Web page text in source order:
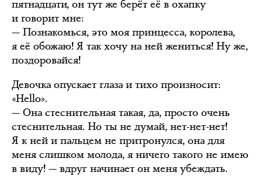
пятнадцати, он тут же берёт её в охапку
и говорит мне:
— Познакомься, это моя принцесса, королева,
я её обожаю! Я так хочу на ней жениться! Ну же,
поздоровайся!
Девочка опускает глаза и тихо произносит:
«Hello».
— Она стеснительная такая, да, просто очень
стеснительная. Но ты не думай, нет-нет-нет!
Я к ней и пальцем не притронулся, она для
меня слишком молода, я ничего такого не имею
в виду! — вдруг начинает он меня убеждать.